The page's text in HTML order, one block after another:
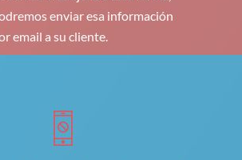
enviar esa información
email a su cliente.